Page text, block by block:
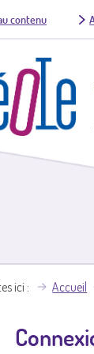
contenu
ici Accueil